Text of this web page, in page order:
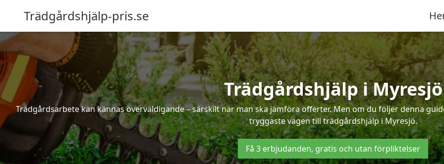
Trädgårdshjälp-pris.se
Trädgårdshjälp i Myresjö
Trädgårdsarbete kan kännas överväldigande – särskilt när man ska jämföra offerter. Men om du följer denna
tryggaste vägen till trädgårdshjälp i Myresjö.
Få 3 erbjudanden, gratis och utan förpliktelser